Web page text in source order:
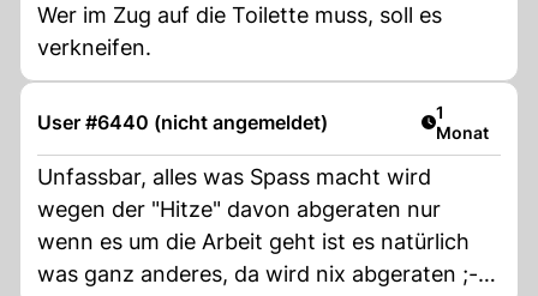
Wer im Zug auf die Toilette muss, soll es
verkneifen.
User #6440 (nicht angemeldet) Artikel
1
Monat
Unfassbar, alles was Spass macht wird
wegen der "Hitze" davon abgeraten nur
wenn es um die Arbeit geht ist es natürlich
was ganz anderes, da wird nix abgeraten ;-)